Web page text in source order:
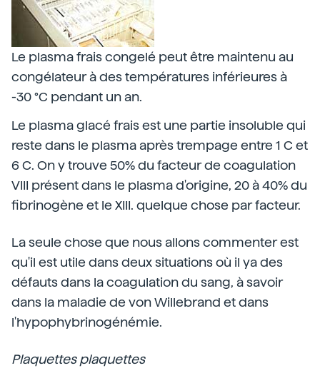
Le plasma frais congelé peut être maintenu au
congélateur à des températures inférieures à
-30 °C pendant un an.
Le plasma glacé frais est une partie insoluble qui
reste dans le plasma après trempage entre 1 C et
6 C. On y trouve 50% du facteur de coagulation
VIII présent dans le plasma d'origine, 20 à 40% du
fibrinogène et le XIII. quelque chose par facteur.
La seule chose que nous allons commenter est
qu'il est utile dans deux situations où il ya des
défauts dans la coagulation du sang, à savoir
dans la maladie de von Willebrand et dans
l'hypophybrinogénémie.
Plaquettes plaquettes